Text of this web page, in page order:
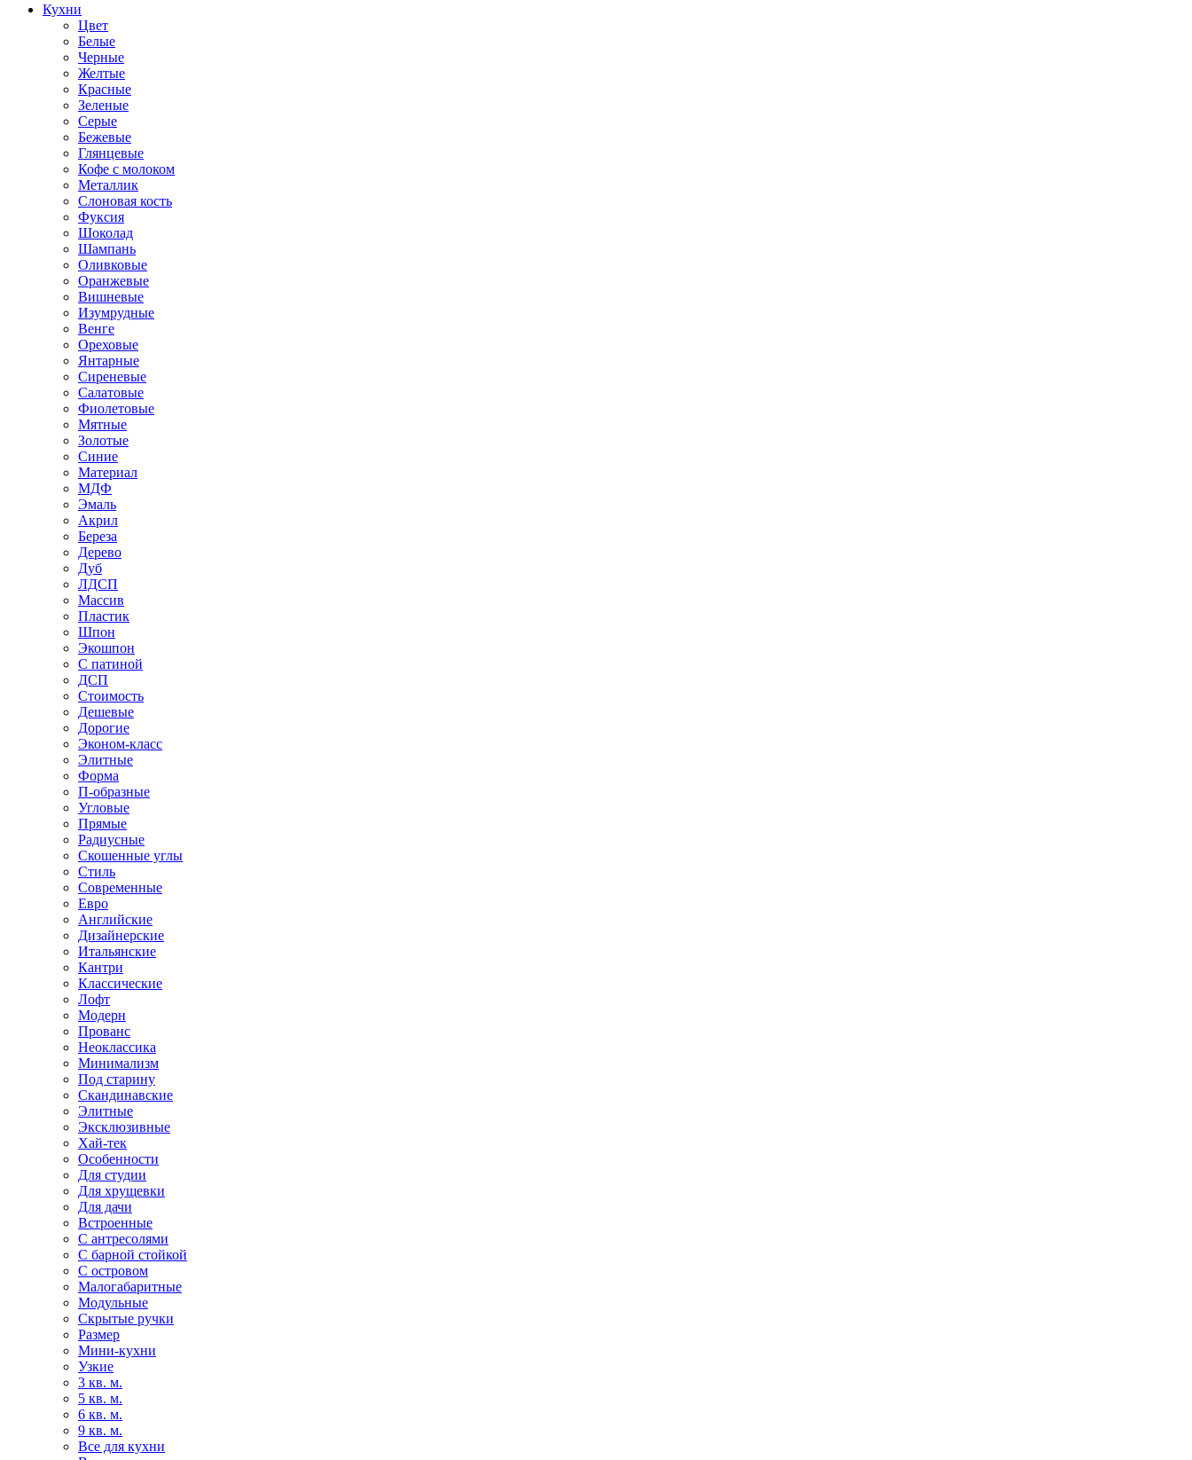
Кухни
Цвет
Белые
Черные
Желтые
Красные
Зеленые
Серые
Бежевые
Глянцевые
Кофе с молоком
Металлик
Слоновая кость
Фуксия
Шоколад
Шампань
Оливковые
Оранжевые
Вишневые
Изумрудные
Венге
Ореховые
Янтарные
Сиреневые
Салатовые
Фиолетовые
Мятные
Золотые
Синие
Материал
МДФ
Эмаль
Акрил
Береза
Дерево
Дуб
ЛДСП
Массив
Пластик
Шпон
Экошпон
С патиной
ДСП
Стоимость
Дешевые
Дорогие
Эконом-класс
Элитные
Форма
П-образные
Угловые
Прямые
Радиусные
Скошенные углы
Стиль
Современные
Евро
Английские
Дизайнерские
Итальянские
Кантри
Классические
Лофт
Модерн
Прованс
Неоклассика
Минимализм
Под старину
Скандинавские
Элитные
Эксклюзивные
Хай-тек
Особенности
Для студии
Для хрущевки
Для дачи
Встроенные
С антресолями
С барной стойкой
С островом
Малогабаритные
Модульные
Скрытые ручки
Размер
Мини-кухни
Узкие
3 кв. м.
5 кв. м.
6 кв. м.
9 кв. м.
Все для кухни